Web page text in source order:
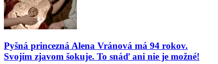
Pyšná princezná Alena Vránová má 94 rokov.
Svojím zjavom šokuje. To snáď ani nie je možné!